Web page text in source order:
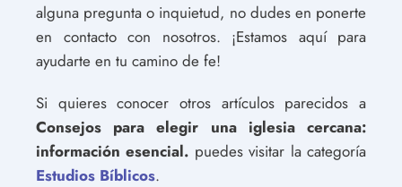
alguna pregunta o inquietud, no dudes en ponerte
en contacto con nosotros. ¡Estamos aquí para
ayudarte en tu camino de fe!
Si quieres conocer otros artículos parecidos a
Consejos para elegir una iglesia cercana:
información esencial. puedes visitar la categoría
Estudios Bíblicos.